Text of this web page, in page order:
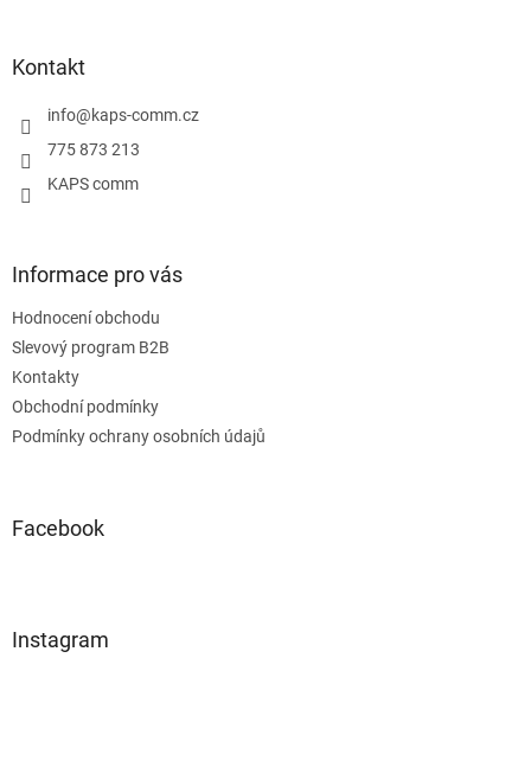
Kontakt
info@kaps-comm.cz
775 873 213
KAPS comm
Informace pro vás
Hodnocení obchodu
Slevový program B2B
Kontakty
Obchodní podmínky
Podmínky ochrany osobních údajů
Facebook
Instagram